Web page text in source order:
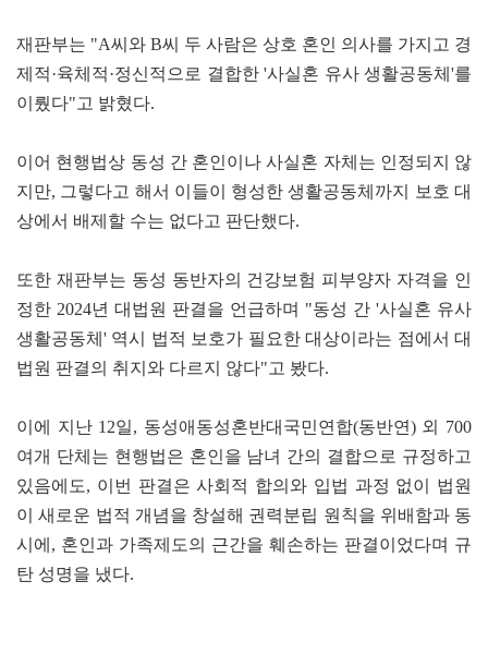
재판부는 "A씨와 B씨 두 사람은 상호 혼인 의사를 가지고 경
제적·육체적·정신적으로 결합한 '사실혼 유사 생활공동체'를
이뤘다"고 밝혔다.
이어 현행법상 동성 간 혼인이나 사실혼 자체는 인정되지 않
지만, 그렇다고 해서 이들이 형성한 생활공동체까지 보호 대
상에서 배제할 수는 없다고 판단했다.
또한 재판부는 동성 동반자의 건강보험 피부양자 자격을 인
정한 2024년 대법원 판결을 언급하며 "동성 간 '사실혼 유사
생활공동체' 역시 법적 보호가 필요한 대상이라는 점에서 대
법원 판결의 취지와 다르지 않다"고 봤다.
이에 지난 12일, 동성애동성혼반대국민연합(동반연) 외 700
여개 단체는 현행법은 혼인을 남녀 간의 결합으로 규정하고
있음에도, 이번 판결은 사회적 합의와 입법 과정 없이 법원
이 새로운 법적 개념을 창설해 권력분립 원칙을 위배함과 동
시에, 혼인과 가족제도의 근간을 훼손하는 판결이었다며 규
탄 성명을 냈다.